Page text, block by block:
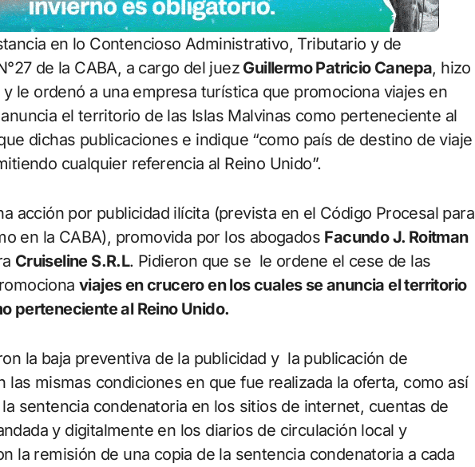
de la CABA, a cargo del juez Guillermo Patricio Canepa, hizo
le ordenó a una empresa turística que promociona viajes en
el territorio de las Islas Malvinas como perteneciente al
dichas publicaciones e indique “como país de destino de viaje
cualquier referencia al Reino Unido”.
acción por publicidad ilícita (prevista en el Código Procesal para
en la CABA), promovida por los abogados Facundo J. Roitman
Cruiseline S.R.L. Pidieron que se le ordene el cese de las
viajes en crucero en los cuales se anuncia el territorio
perteneciente al Reino Unido.
la baja preventiva de la publicidad y la publicación de
las mismas condiciones en que fue realizada la oferta, como así
sentencia condenatoria en los sitios de internet, cuentas de
y digitalmente en los diarios de circulación local y
la remisión de una copia de la sentencia condenatoria a cada